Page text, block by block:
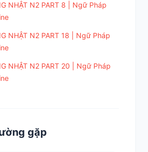
NHẬT N2 PART 8 | Ngữ Pháp
NHẬT N2 PART 18 | Ngữ Pháp
NHẬT N2 PART 20 | Ngữ Pháp
gặp